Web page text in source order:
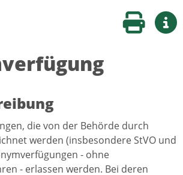
Seite
die von der Behörde durch
werden (insbesondere StVO und
- ohne
- erlassen werden. Bei deren